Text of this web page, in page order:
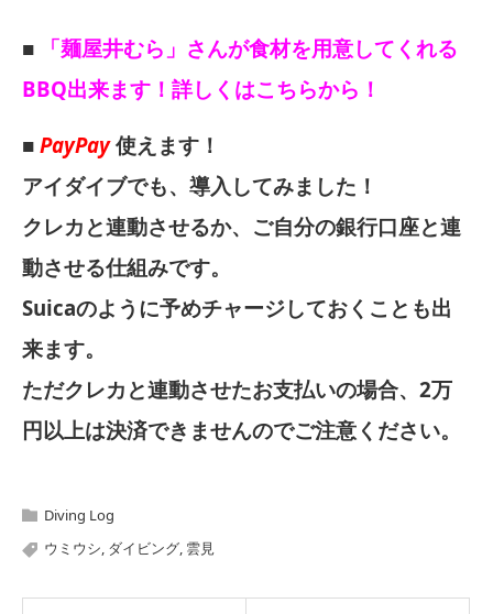
■
「麺屋井むら」さんが食材を用意してくれる
BBQ出来ます！詳しくはこちらから！
■ PayPay使えます！
アイダイブでも、導入してみました！
クレカと連動させるか、ご自分の銀行口座と連
動させる仕組みです。
Suicaのように予めチャージしておくことも出
来ます。
ただクレカと連動させたお支払いの場合、2万
円以上は決済できませんのでご注意ください。
Diving Log
ウミウシ, ダイビング, 雲見